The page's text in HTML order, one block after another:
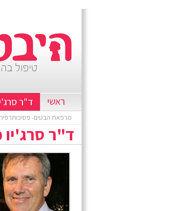
ראשי ד"ר
מרפאת הבטים- פסיכותרפיה,
ד"ר